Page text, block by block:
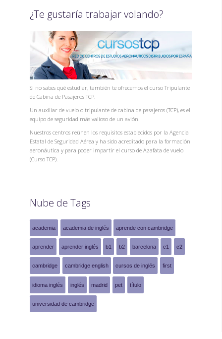
¿Te gustaría trabajar volando?
Si no sabes qué estudiar, también te ofrecemos el curso Tripulante
de Cabina de Pasajeros TCP.
Un auxiliar de vuelo o tripulante de cabina de pasajeros (TCP), es el
equipo de seguridad más valioso de un avión.
Nuestros centros reúnen los requisitos establecidos por la Agencia
Estatal de Seguridad Aérea y ha sido acreditado para la formación
aeronáutica y para poder impartir el curso de Azafata de vuelo
(Curso TCP).
Nube de Tags
academia academia de inglés aprende con cambridge
aprender aprender inglés b1 b2 barcelona c1 c2
cambridge cambridge english cursos de inglés first
idioma inglés inglés madrid pet título
universidad de cambridge